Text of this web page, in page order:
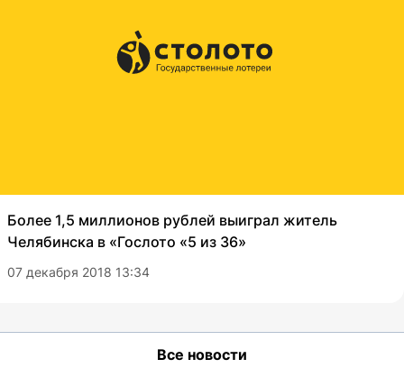
Более 1,5 миллионов рублей выиграл житель
Челябинска в «Гослото «5 из 36»
07 декабря 2018 13:34
Все новости